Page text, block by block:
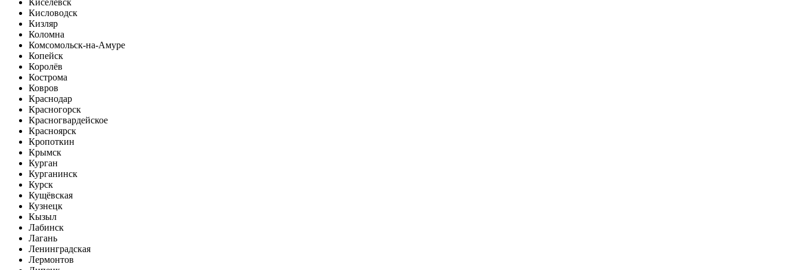
Киселёвск
Кисловодск
Кизляр
Коломна
Комсомольск-на-Амуре
Копейск
Королёв
Кострома
Ковров
Краснодар
Красногорск
Красногвардейское
Красноярск
Кропоткин
Крымск
Курган
Курганинск
Курск
Кущёвская
Кузнецк
Кызыл
Лабинск
Лагань
Ленинградская
Лермонтов